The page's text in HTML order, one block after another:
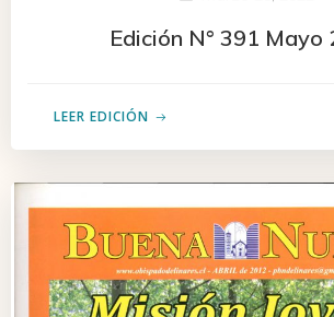
Edición N° 391 Mayo
LEER EDICIÓN